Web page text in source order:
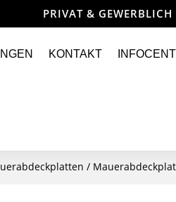
PRIVAT & GEWERBLICH
KONTAKT
/